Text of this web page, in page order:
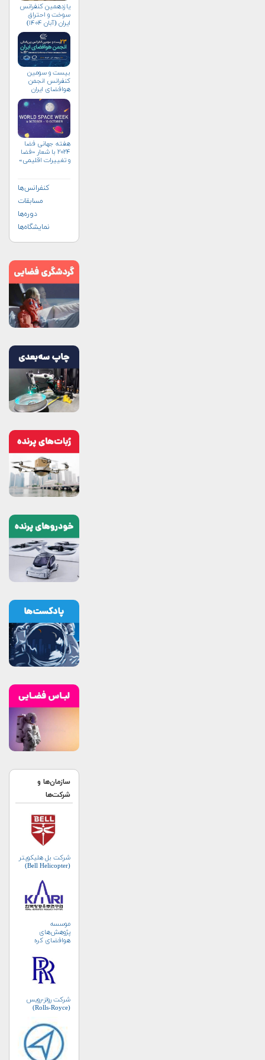
یازدهمین کنفرانس
سوخت و احتراق
ایران (آبان‌ ۱۴۰۴)
بیست و سومین
کنفرانس انجمن
هوافضای ايران
هفته جهانی فضا
۲۰۲۴ با شعار «فضا
و تغییرات اقلیمی»
کنفرانس‌ها
مسابقات
دوره‌ها
نمایشگاه‌ها
سازمان‌ها و
شرکت‌ها
شرکت بل هلیکوپتر
(Bell Helicopter)
موسسه
پژوهش‌های
هوافضای کره
شرکت رولز-رویس
(Rolls-Royce)